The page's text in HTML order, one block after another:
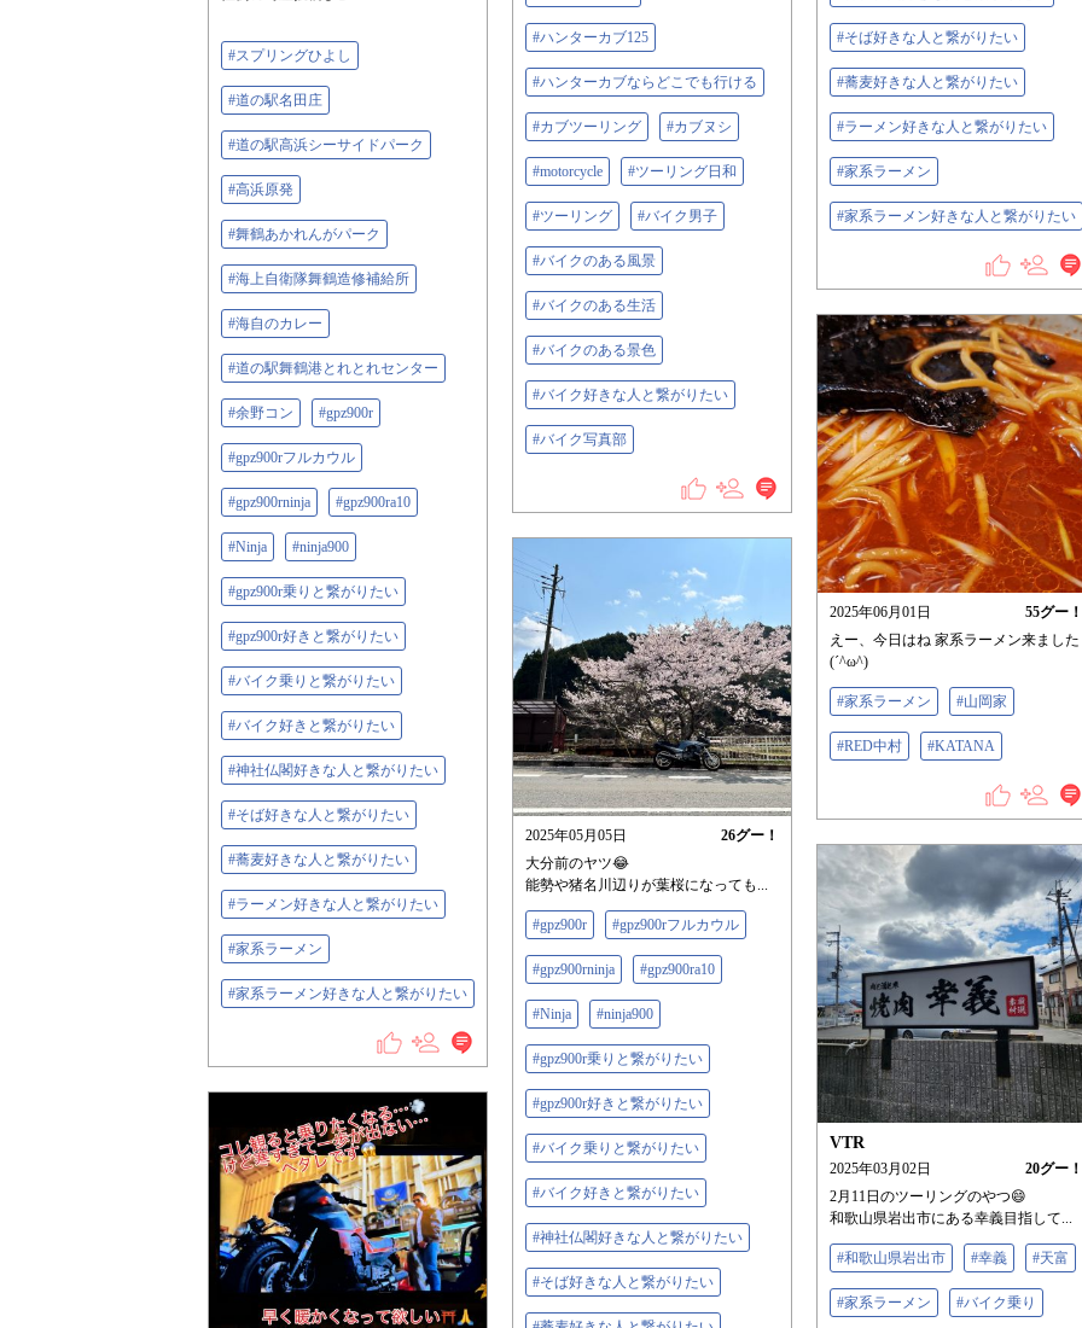
#そば好きな人と繋がりたい
#蕎麦好きな人と繋がりたい
#ラーメン好きな人と繋がりたい
#家系ラーメン
#家系ラーメン好きな人と繋がりたい
#ハンターカブ125
#ハンターカブならどこでも行ける
#カブツーリング #カブヌシ
#motorcycle #ツーリング日和
#ツーリング #バイク男子
#バイクのある風景
#バイクのある生活
#バイクのある景色
#バイク好きな人と繋がりたい
#バイク写真部
#スプリングひよし
#道の駅名田庄
#道の駅高浜シーサイドパーク
#高浜原発
#舞鶴あかれんがパーク
#海上自衛隊舞鶴造修補給所
#海自のカレー
#道の駅舞鶴港とれとれセンター
#余野コン #gpz900r
#gpz900rフルカウル
#gpz900rninja #gpz900ra10
#Ninja #ninja900
#gpz900r乗りと繋がりたい
#gpz900r好きと繋がりたい
#バイク乗りと繋がりたい
#バイク好きと繋がりたい
#神社仏閣好きな人と繋がりたい
#そば好きな人と繋がりたい
#蕎麦好きな人と繋がりたい
#ラーメン好きな人と繋がりたい
#家系ラーメン
#家系ラーメン好きな人と繋がりたい
2025年06月01日 55グー！
えー、今日はね 家系ラーメン来ました
(´^ω^)
#家系ラーメン #山岡家
#RED中村 #KATANA
2025年05月05日 26グー！
大分前のヤツ😂
能勢や猪名川辺りが葉桜になっても...
#gpz900r #gpz900rフルカウル
#gpz900rninja #gpz900ra10
#Ninja #ninja900
#gpz900r乗りと繋がりたい
#gpz900r好きと繋がりたい
#バイク乗りと繋がりたい
#バイク好きと繋がりたい
#神社仏閣好きな人と繋がりたい
#そば好きな人と繋がりたい
VTR
2025年03月02日 20グー！
2月11日のツーリングのやつ😄
和歌山県岩出市にある幸義目指して...
#和歌山県岩出市 #幸義 #天富
#家系ラーメン #バイク乗り